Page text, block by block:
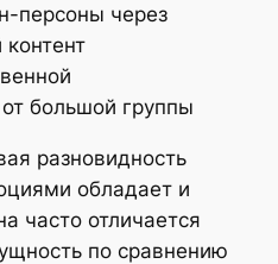
персоны через
большой группы
разновидность
обладает и
часто отличается
по сравнению